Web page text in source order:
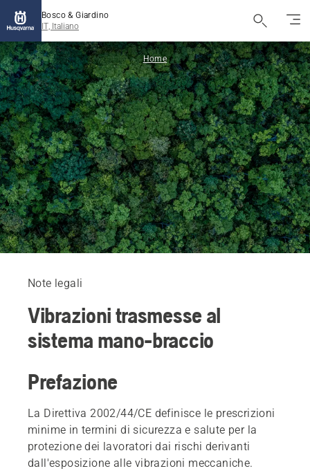
Bosco & Giardino
IT, Italiano
Home
Note legali
Vibrazioni trasmesse al
sistema mano-braccio
Prefazione
La Direttiva 2002/44/CE definisce le prescrizioni
minime in termini di sicurezza e salute per la
protezione dei lavoratori dai rischi derivanti
dall'esposizione alle vibrazioni meccaniche.